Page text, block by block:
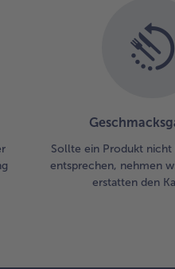
Sollte ein Produkt nicht
entsprechen, nehmen
erstatten den